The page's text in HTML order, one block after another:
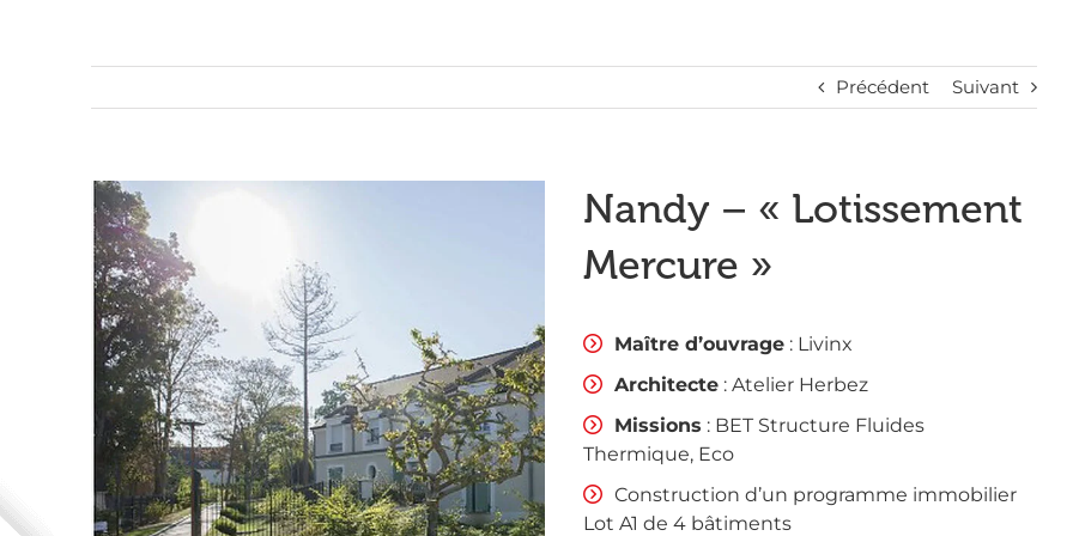
Précédent Suivant
Nandy – « Lotissement
Mercure »
Maître d’ouvrage: Livinx
Architecte: Atelier Herbez
Missions : BET Structure Fluides
Thermique, Eco
Construction d’un programme immobilier
Lot A1 de 4 bâtiments